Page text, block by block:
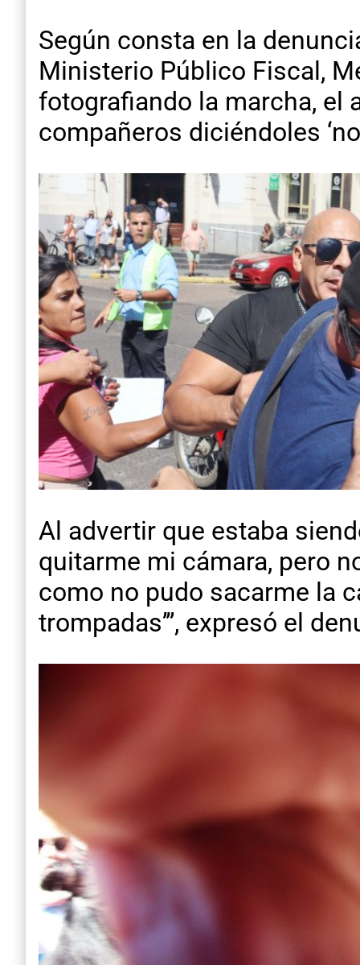
Según consta en la
Ministerio Público Fiscal,
fotografiando la marcha, el
compañeros diciéndoles
Al advertir que estaba
quitarme mi cámara, pero
como no pudo sacarme la
trompadas’”, expresó el